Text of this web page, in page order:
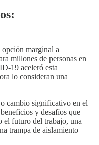
opción marginal a
millones de personas en
19 aceleró esta
lo consideran una
cambio significativo en el
y desafíos que
el futuro del trabajo, una
trampa de aislamiento